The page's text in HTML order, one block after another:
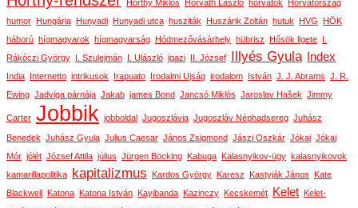
Horthy Miklós Horváth László horvátok
Horvátország
humor
Hungária Hunyadi Hunyadi utca husziták Huszárik Zoltán hutuk HVG
HÖK
háború hígmagyarok hígmagyarság Hódmezővásárhely hübrisz Hősök ligete
Rákóczi György
I. Szulejmán I. Ulászló igazi II. József Illyés Gyula Index
India Internetto intrikusok Irapuato Irodalmi Ujság irodalom István J. J. Abrams J. R.
Ewing Jadviga párnája Jakab james Bond Jancsó Miklós Jaroslav Hašek Jimmy
Carter Jobbik jobboldal Jugoszlávia Jugoszláv Néphadsereg Juhász
Benedek Juhász Gyula Julius Caesar János Zsigmond Jászi Oszkár Jókai Jókai
Mór jólét József Attila július Jürgen Böcking Kabuga Kalasnyikov-ügy kalasnyikovok
kamarillapolitika kapitalizmus Kardos György Karesz Kastyják János
Kate
Blackwell
Katona Katona István Kayibanda Kazinczy Kecskemét Kelet
Kelet-